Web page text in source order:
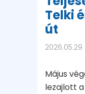
Telki
út
2026.05.29
Május
lezajlott